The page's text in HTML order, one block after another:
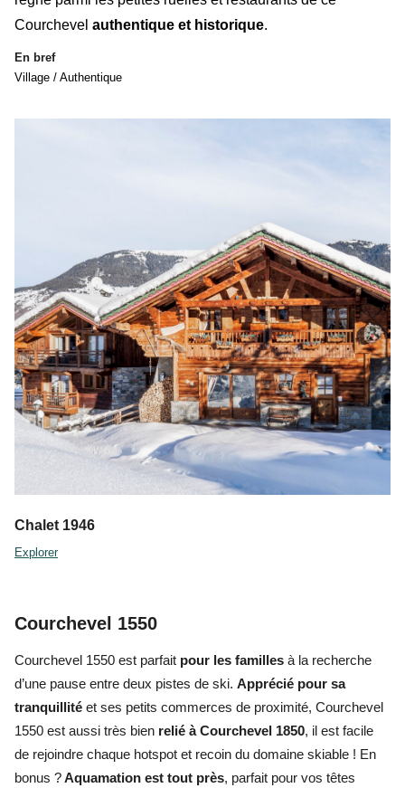
Courchevel authentique et historique.
En bref
Village / Authentique
Chalet 1946
Explorer
Courchevel 1550
Courchevel 1550 est parfait pour les familles à la recherche
d’une pause entre deux pistes de ski. Apprécié pour sa
tranquillité et ses petits commerces de proximité, Courchevel
1550 est aussi très bien relié à Courchevel 1850, il est facile
de rejoindre chaque hotspot et recoin du domaine skiable ! En
bonus ?Aquamation est tout près, parfait pour vos têtes